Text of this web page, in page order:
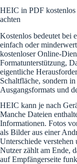
HEIC in PDF
achten
Kostenlos bedeutet bei
einfach oder
kostenloser Online-
Formatunterstützung,
eigentliche
Schaltfläche, sondern
Ausgangsformats und
HEIC kann je nach
Manche Dateien
Informationen. Fotos
als Bilder aus einer
Unterschiede
Nutzer zählt am Ende,
auf Empfängerseite